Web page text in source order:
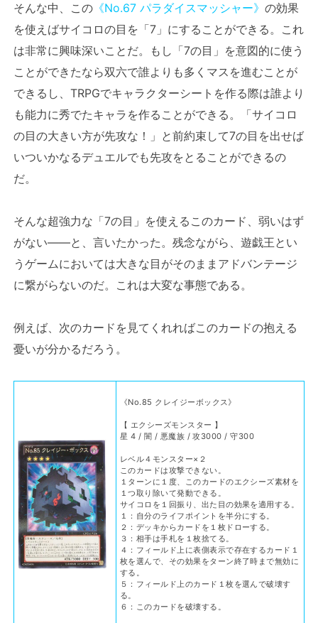
そんな中、この 《No.67 パラダイスマッシャー》 の効果
を使えばサイコロの目を「7」にすることができる。これ
は非常に興味深いことだ。もし「7の目」を意図的に使う
ことができたなら双六で誰よりも多くマスを進むことが
できるし、TRPGでキャラクターシートを作る際は誰より
も能力に秀でたキャラを作ることができる。「サイコロ
の目の大きい方が先攻な！」と前約束して7の目を出せば
いついかなるデュエルでも先攻をとることができるの
だ。
そんな超強力な「7の目」を使えるこのカード、弱いはず
がない――と、言いたかった。残念ながら、遊戯王とい
うゲームにおいては大きな目がそのままアドバンテージ
に繋がらないのだ。これは大変な事態である。
例えば、次のカードを見てくれればこのカードの抱える
憂いが分かるだろう。
《No.85 クレイジーボックス》
【 エクシーズモンスター 】
星 4 / 闇 / 悪魔族 / 攻3000 / 守300
レベル４モンスター×２
このカードは攻撃できない。
１ターンに１度、このカードのエクシーズ素材を
１つ取り除いて発動できる。
サイコロを１回振り、出た目の効果を適用する。
１：自分のライフポイントを半分にする。
２：デッキからカードを１枚ドローする。
３：相手は手札を１枚捨てる。
４：フィールド上に表側表示で存在するカード１
枚を選んで、その効果をターン終了時まで無効に
する。
５：フィールド上のカード１枚を選んで破壊す
る。
６：このカードを破壊する。